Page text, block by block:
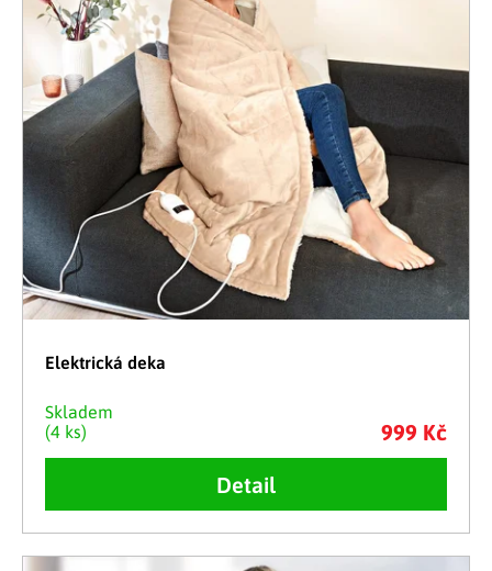
Elektrická deka
Skladem
(4 ks)
999 Kč
Detail